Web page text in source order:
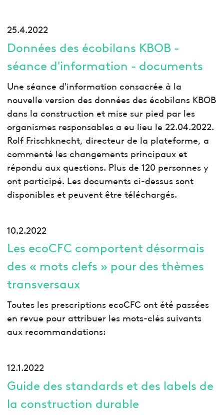
25.4.2022
Données des écobilans KBOB -
séance d'information - documents
Une séance d'information consacrée à la
nouvelle version des données des écobilans KBOB
dans la construction et mise sur pied par les
organismes responsables a eu lieu le 22.04.2022.
Rolf Frischknecht, directeur de la plateforme, a
commenté les changements principaux et
répondu aux questions. Plus de 120 personnes y
ont participé. Les documents ci-dessus sont
disponibles et peuvent être téléchargés.
10.2.2022
Les ecoCFC comportent désormais
des « mots clefs » pour des thèmes
transversaux
Toutes les prescriptions ecoCFC ont été passées
en revue pour attribuer les mots-clés suivants
aux recommandations:
12.1.2022
Guide des standards et des labels de
la construction durable